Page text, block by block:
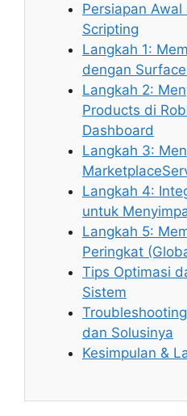
Persiapan
Scripting
Langkah 1:
dengan
Langkah 2:
Products di
Dashboard
Langkah 3:
Langkah 4:
untuk
Langkah 5:
Peringkat
Tips Optimasi
Sistem
dan Solusinya
Kesimpulan &